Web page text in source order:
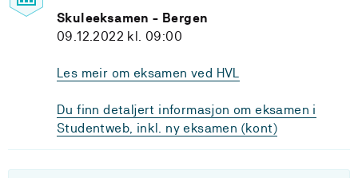
Skuleeksamen - Bergen
09.12.2022 kl. 09:00
Les meir om eksamen ved HVL
Du finn detaljert informasjon om eksamen i
Studentweb, inkl. ny eksamen (kont)